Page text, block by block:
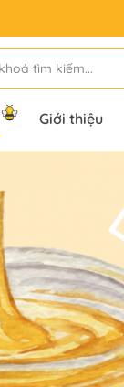
Giới thiệu